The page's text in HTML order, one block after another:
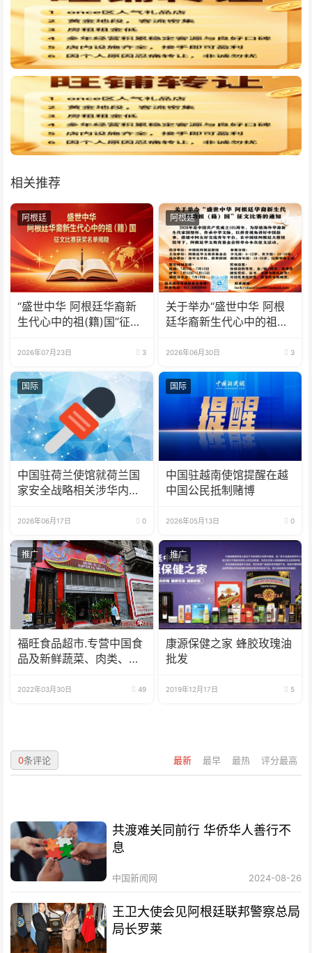
相关推荐
阿根廷
“盛世中华 阿根廷华裔新
生代心中的祖(籍)国”征文
典礼暨分享会通知
2026年07月23日 3
阿根廷
关于举办“盛世中华 阿根
廷华裔新生代心中的祖
2026年06月30日 3
国际
中国驻荷兰使馆就荷兰国
家安全战略相关涉华内容
2026年06月17日 0
国际
中国驻越南使馆提醒在越
中国公民抵制赌博
2026年05月13日 0
推广
福旺食品超市.专营中国食
品及新鲜蔬菜、肉类、
2022年03月30日 49
推广
康源保健之家 蜂胶玫瑰油
批发
2019年12月17日 5
最新 最早 最热 评分最高
0条评论
共渡难关同前行 华侨华人善行不
息
中国新闻网 2024-08-26
王卫大使会见阿根廷联邦警察总局
局长罗莱